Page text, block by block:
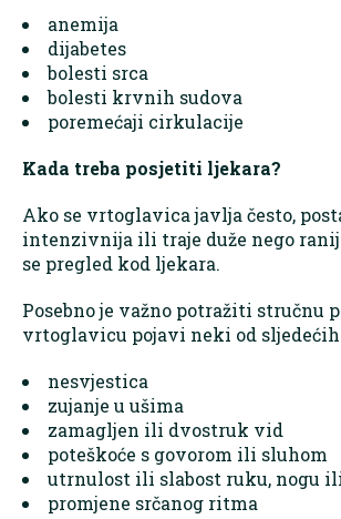
anemija
dijabetes
bolesti srca
bolesti krvnih sudova
poremećaji cirkulacije
Kada treba posjetiti ljekara?
Ako se vrtoglavica javlja često,
intenzivnija ili traje duže nego
se pregled kod ljekara.
Posebno je važno potražiti stručnu
vrtoglavicu pojavi neki od
nesvjestica
zujanje u ušima
zamagljen ili dvostruk vid
poteškoće s govorom ili sluhom
utrnulost ili slabost ruku, nogu
promjene srčanog ritma